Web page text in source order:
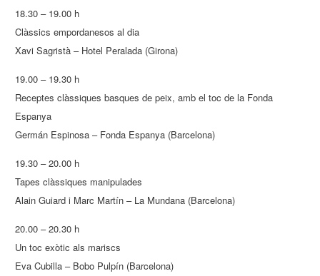
18.30 – 19.00 h
Clàssics empordanesos al dia
Xavi Sagristà – Hotel Peralada (Girona)
19.00 – 19.30 h
Receptes clàssiques basques de peix, amb el toc de la Fonda
Espanya
Germán Espinosa – Fonda Espanya (Barcelona)
19.30 – 20.00 h
Tapes clàssiques manipulades
Alain Guiard i Marc Martín – La Mundana (Barcelona)
20.00 – 20.30 h
Un toc exòtic als mariscs
Eva Cubilla – Bobo Pulpín (Barcelona)